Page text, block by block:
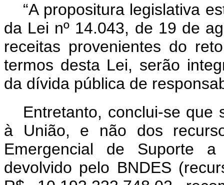
“A propositura legislativa
da Lei nº 14.043, de 19 de
receitas provenientes do
termos desta Lei, serão
da dívida pública de
Entretanto, conclui-se que
à União, e não dos
Emergencial de Suporte
devolvido pelo BNDES